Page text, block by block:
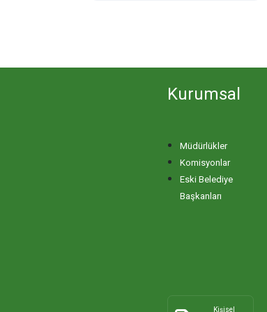
Kurumsal
Müdürlükler
Komisyonlar
Eski Belediye
Başkanları
Kişisel